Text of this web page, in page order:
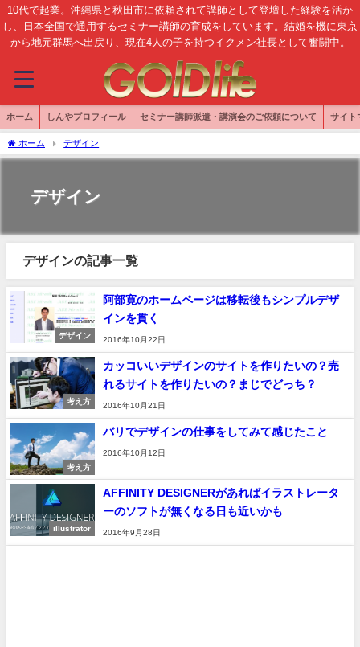
10代で起業。沖縄県と秋田市に依頼されて講師として登壇した経験を活か
し、日本全国で通用するセミナー講師の育成をしています。結婚を機に東京
から地元群馬へ出戻り、現在4人の子を持つイクメン社長として奮闘中。
ホーム しんやプロフィール セミナー講師派遣・講演会のご依頼について サイト
ホーム デザイン
デザイン
デザインの記事一覧
デザイン
阿部寛のホームページは移転後もシンプルデザ
インを貫く
2016年10月22日
考え方
カッコいいデザインのサイトを作りたいの？売
れるサイトを作りたいの？まじでどっち？
2016年10月21日
考え方
バリでデザインの仕事をしてみて感じたこと
2016年10月12日
illustrator
AFFINITY DESIGNERがあればイラストレータ
ーのソフトが無くなる日も近いかも
2016年9月28日